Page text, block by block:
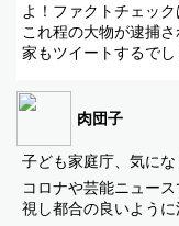
よ！ファクトチェッ
これ程の大物が逮捕
家もツイートするでし
肉団子
子ども家庭庁、気にな
コロナや芸能ニュー
視し都合の良いように